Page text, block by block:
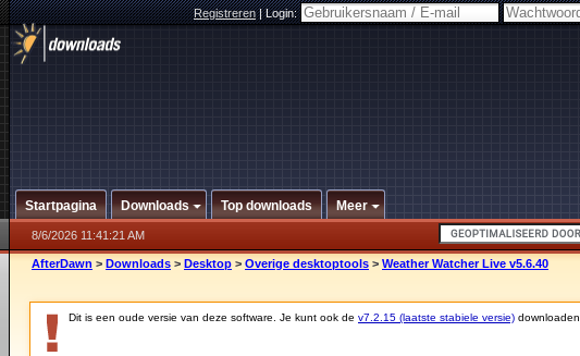
Registreren|Login:
Startpagina Downloads Top downloads Meer
8/6/2026 11:41:21 AM
AfterDawn > Downloads > Desktop > Overige desktoptools > Weather Watcher Live v5.6.40
Dit is een oude versie van deze software. Je kunt ook de v7.2.15 (laatste stabiele versie) downloaden.